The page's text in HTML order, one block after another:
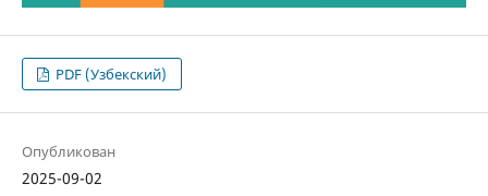
PDF (Узбекский)
Опубликован
2025-09-02